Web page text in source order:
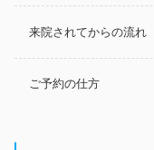
来院されてからの流れ
ご予約の仕方